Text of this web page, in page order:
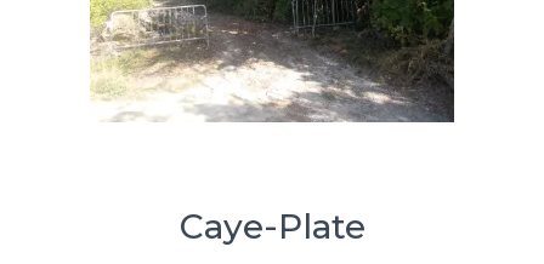
Caye-Plate